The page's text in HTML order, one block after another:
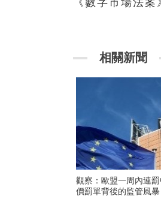
相關新聞
觀察：歐盟一周內連
價罰單背後的監管風暴